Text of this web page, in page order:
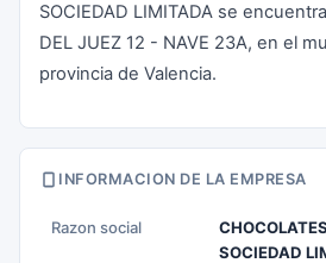
SOCIEDAD LIMITADA se
DEL JUEZ 12 - NAVE 23A, en el
provincia de Valencia.
INFORMACION DE LA EMPRESA
Razon social
SOCIEDAD